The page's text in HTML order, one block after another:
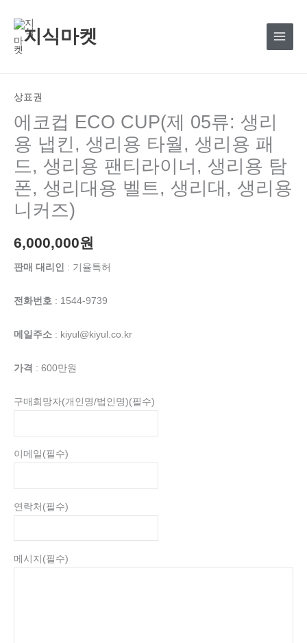
건
지식마켓
상표권
에코컵 ECO CUP(제 05류: 생리
용 냅킨, 생리용 타월, 생리용 패
드, 생리용 팬티라이너, 생리용 탐
폰, 생리대용 벨트, 생리대, 생리용
니커즈)
6,000,000원
판매 대리인 : 기율특허
전화번호 : 1544-9739
메일주소 : kiyul@kiyul.co.kr
가격 : 600만원
구매희망자(개인명/법인명)(필수)
이메일 (필수)
연락처 (필수)
메시지 (필수)